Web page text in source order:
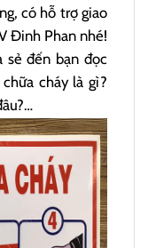
có hỗ trợ giao
Đinh Phan nhé!
sẻ đến bạn đọc
cháy là gì?